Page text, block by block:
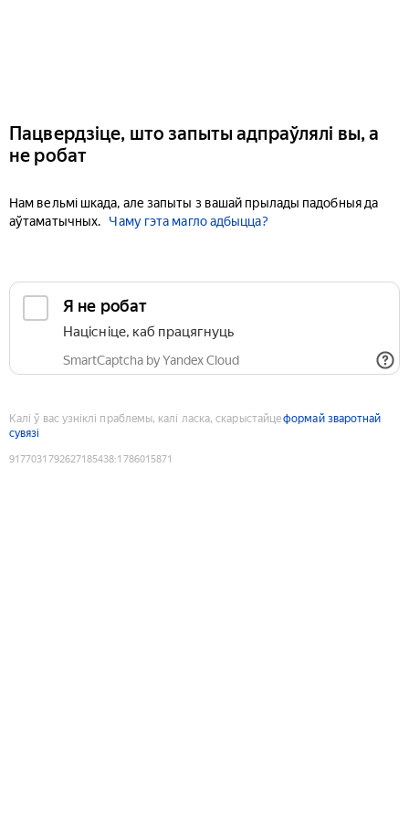
Пацвердзіце, што запыты адпраўлялі вы, а
не робат
Нам вельмі шкада, але запыты з вашай прылады падобныя да
аўтаматычных.
Чаму гэта магло адбыцца?
Я не робат
Націсніце, каб працягнуць
SmartCaptcha by Yandex Cloud
Калі ў вас узніклі праблемы, калі ласка, скарыстайцеформай зваротнай
сувязі
9177031792627185438:1786015871